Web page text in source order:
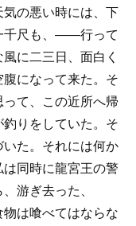
の悪い時には、下
尺も、――行って
に二三日、面白く
になって来た。そ
て、この近所へ帰
りをしていた。そ
いた。それには何か
同時に龍宮王の警
游ぎ去った、
は喰べてはならな